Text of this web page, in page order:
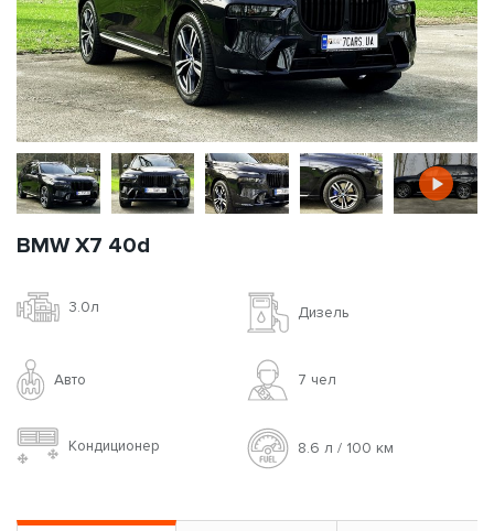
BMW X7 40d
3.0л Дизель
Авто 7 чел
Кондиционер 8.6 л / 100 км